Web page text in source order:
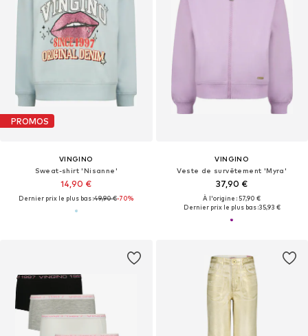
PROMOS
VINGINO
Sweat-shirt 'Nisanne'
14,90 €
Dernier prix le plus bas :49,90 €-70%
VINGINO
Veste de survêtement 'Myra'
37,90 €
À l'origine : 57,90 €
Dernier prix le plus bas :35,93 €